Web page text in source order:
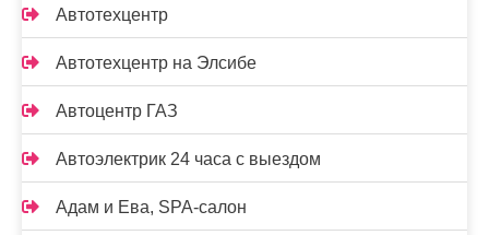
Автотехцентр
Автотехцентр на Элсибе
Автоцентр ГАЗ
Автоэлектрик 24 часа с выездом
Адам и Ева, SPA-салон